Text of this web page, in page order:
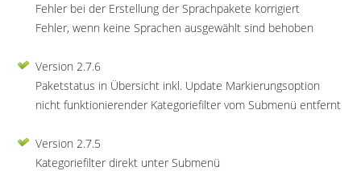
Fehler bei der Erstellung der Sprachpakete korrigiert
Fehler, wenn keine Sprachen ausgewählt sind behoben
Version 2.7.6
Paketstatus in Übersicht inkl. Update Markierungsoption
nicht funktionierender Kategoriefilter vom Submenü entfernt
Version 2.7.5
Kategoriefilter direkt unter Submenü